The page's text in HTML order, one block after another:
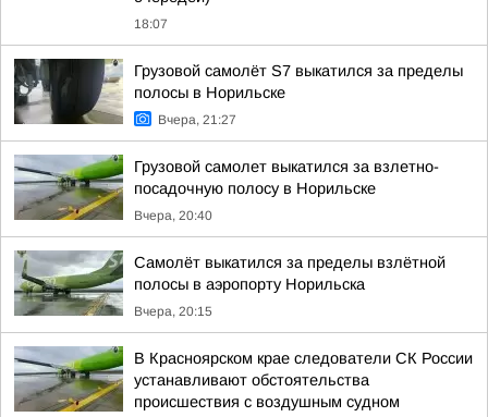
18:07
Грузовой самолёт S7 выкатился за пределы
полосы в Норильске
Вчера, 21:27
Грузовой самолет выкатился за взлетно-
посадочную полосу в Норильске
Вчера, 20:40
Самолёт выкатился за пределы взлётной
полосы в аэропорту Норильска
Вчера, 20:15
В Красноярском крае следователи СК России
устанавливают обстоятельства
происшествия с воздушным судном